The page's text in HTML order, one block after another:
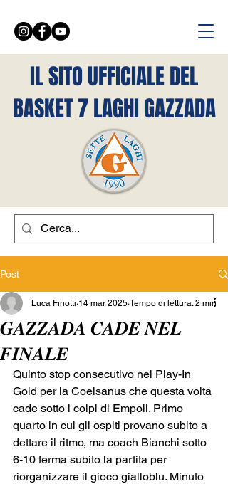
IL SITO UFFICIALE DEL
BASKET 7 LAGHI GAZZADA
Post
𝑮𝑨𝒁𝒁𝑨𝑫𝑨 𝑪𝑨𝑫𝑬 𝑵𝑬𝑳
𝑭𝑰𝑵𝑨𝑳𝑬
Luca Finotti 14 mar 2025 Tempo di lettura: 2 min
Quinto stop consecutivo nei Play-In
Gold per la Coelsanus che questa volta
cade sotto i colpi di Empoli. Primo
quarto in cui gli ospiti provano subito a
dettare il ritmo, ma coach Bianchi sotto
6-10 ferma subito la partita per
riorganizzare il gioco gialloblu. Minuto